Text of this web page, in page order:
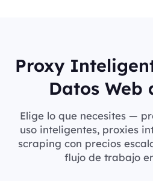
Proxy
Datos Web
Elige lo que necesites —
uso inteligentes, proxies
scraping con precios
flujo de trabajo